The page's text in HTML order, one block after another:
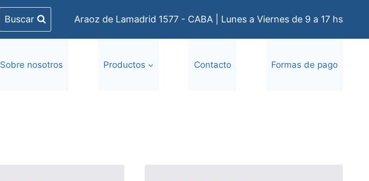
Buscar Araoz de Lamadrid 1577 - CABA | Lunes a Viernes de 9 a 17 hs
Sobre nosotros Productos Contacto Formas de pago